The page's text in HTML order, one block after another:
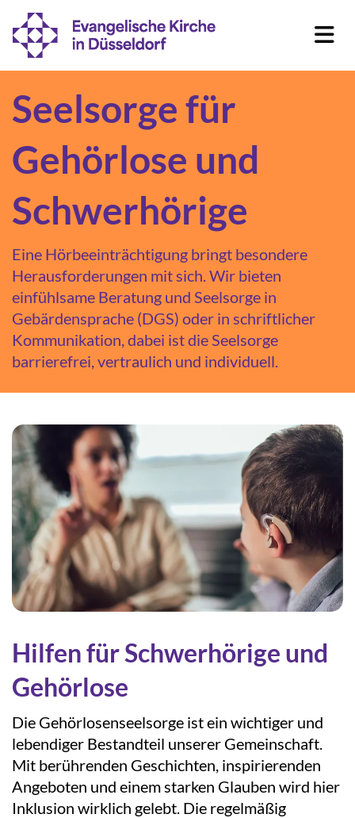
Seelsorge für
Gehörlose und
Schwerhörige
Eine Hörbeeinträchtigung bringt besondere
Herausforderungen mit sich. Wir bieten
einfühlsame Beratung und Seelsorge in
Gebärdensprache (DGS) oder in schriftlicher
Kommunikation, dabei ist die Seelsorge
barrierefrei, vertraulich und individuell.
Hilfen für Schwerhörige und
Gehörlose
Die Gehörlosenseelsorge ist ein wichtiger und
lebendiger Bestandteil unserer Gemeinschaft.
Mit berührenden Geschichten, inspirierenden
Angeboten und einem starken Glauben wird hier
Inklusion wirklich gelebt. Die regelmäßig